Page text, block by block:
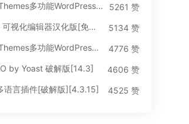
多功能WordPress主题[汉化版4.4.2]
5261 赞
编辑器汉化版[免费持续更新]
5134 赞
功能WordPress主题[汉化版3.1.95]
4776 赞
by Yoast 破解版[14.3]
4606 赞
语言插件[破解版][4.3.15]
4525 赞